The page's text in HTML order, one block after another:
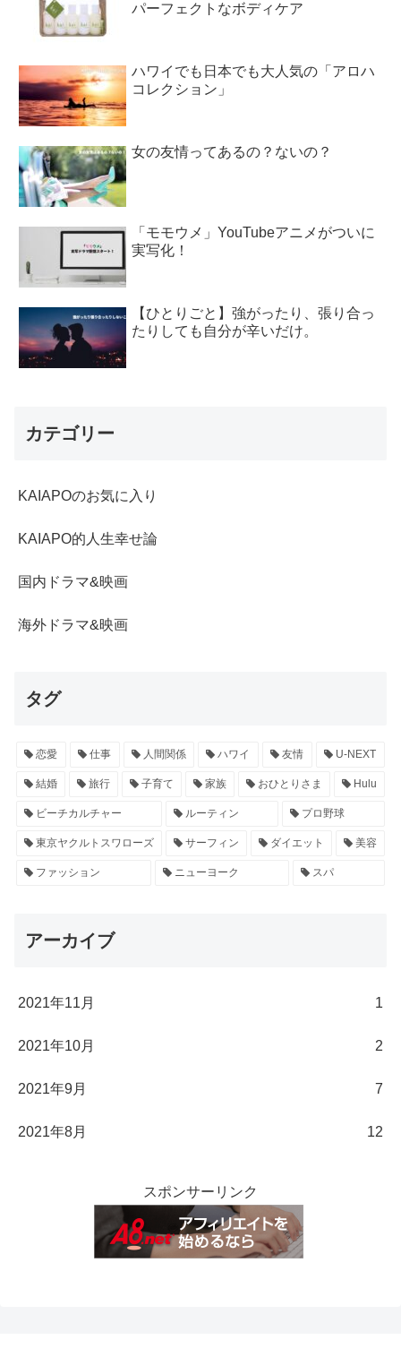
パーフェクトなボディケア
ハワイでも日本でも大人気の「アロハ
コレクション」
女の友情ってあるの？ないの？
「モモウメ」YouTubeアニメがついに
実写化！
【ひとりごと】強がったり、張り合っ
たりしても自分が辛いだけ。
カテゴリー
KAIAPOのお気に入り
KAIAPO的人生幸せ論
国内ドラマ&映画
海外ドラマ&映画
タグ
恋愛 仕事 人間関係 ハワイ 友情 U-NEXT
結婚 旅行 子育て 家族 おひとりさま Hulu
ビーチカルチャー ルーティン プロ野球
東京ヤクルトスワローズ サーフィン ダイエット 美容
ファッション ニューヨーク スパ
アーカイブ
2021年11月 1
2021年10月 2
2021年9月 7
2021年8月 12
スポンサーリンク